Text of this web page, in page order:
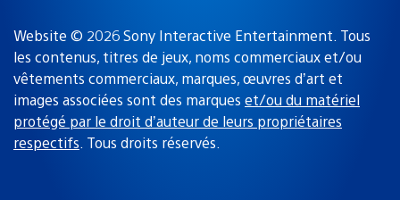
Website © 2026 Sony Interactive Entertainment. Tous
les contenus, titres de jeux, noms commerciaux et/ou
vêtements commerciaux, marques, œuvres d’art et
images associées sont des marques et/ou du matériel
protégé par le droit d’auteur de leurs propriétaires
respectifs. Tous droits réservés.